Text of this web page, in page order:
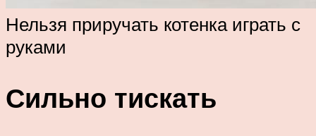
Нельзя приручать котенка играть с
руками
Сильно тискать